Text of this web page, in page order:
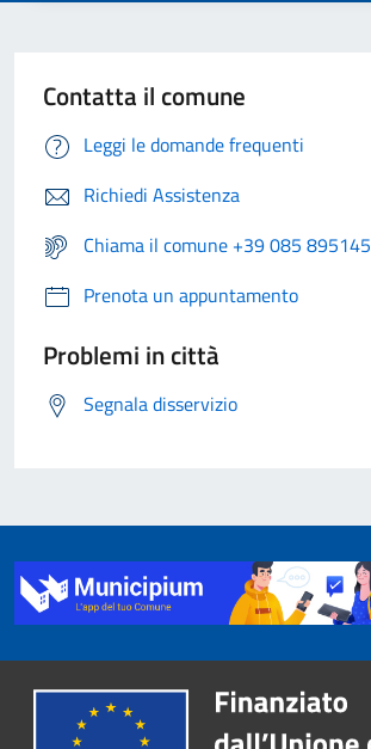
Contatta il comune
Leggi le domande frequenti
Richiedi Assistenza
Chiama il comune +39 085 895145
Prenota un appuntamento
Problemi in città
Segnala disservizio